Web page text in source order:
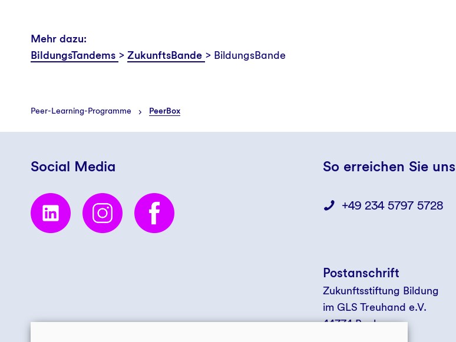
Mehr dazu:
BildungsTandems > ZukunftsBande > BildungsBande
Peer-Learning-Programme PeerBox
Social Media So erreichen Sie uns
+49 234 5797 5728
Postanschrift
Zukunftsstiftung Bildung
im GLS Treuhand e.V.
44774 Bochum